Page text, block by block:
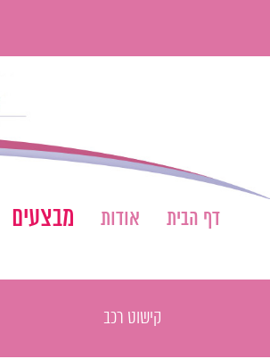
דף הבית אודות מבצעים
קישוט רכב